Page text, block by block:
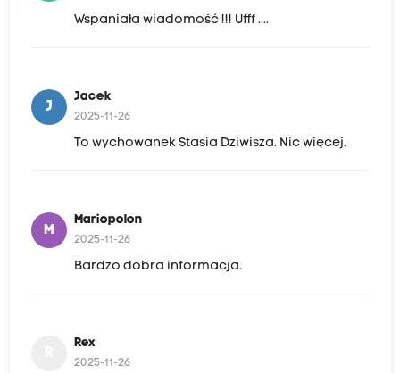
Wspaniała wiadomość !!! Ufff ....
J
Jacek
2025-11-26
To wychowanek Stasia Dziwisza. Nic więcej.
M
Mariopolon
2025-11-26
Bardzo dobra informacja.
Rex
2025-11-26